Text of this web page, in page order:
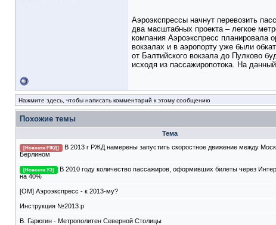
Аэроэкспрессы начнут перевозить
два масштабных проекта – легкое
компания Аэроэкспресс планировала
вокзалах и в аэропорту уже были
от Балтийского вокзала до Пулково
исходя из пассажиропотока. На
Нажмите здесь, чтобы написать комментарий к этому сообщению
Похожие темы
Тема
[Новости РЖД]
В 2013 г РЖД намерены запустить скоростное движение между
Берлином
[Новости УЗ]
В 2010 году количество пассажиров, оформивших билеты через
на 40%
[ОМ] Аэроэкспресс - к 2013-му?
Инструкция №2013 р
В. Гарюгин - Метрополитен Северной Столицы